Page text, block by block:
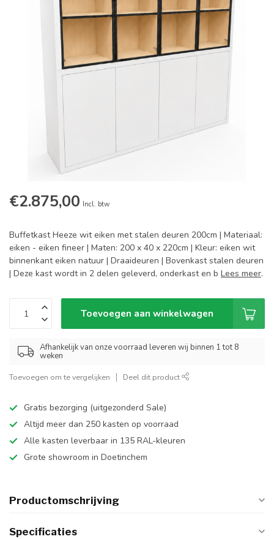
€2.875,00 Incl. btw
Buffetkast Heeze wit eiken met stalen deuren 200cm | Materiaal:
eiken - eiken fineer | Maten: 200 x 40 x 220cm | Kleur: eiken wit
binnenkant eiken natuur | Draaideuren | Bovenkast stalen deuren
| Deze kast wordt in 2 delen geleverd, onderkast en b Lees meer.
Toevoegen aan winkelwagen
Afhankelijk van onze voorraad leveren wij binnen 1 tot 8
weken
Toevoegen om te vergelijken Deel dit product
Gratis bezorging (uitgezonderd Sale)
Altijd meer dan 250 kasten op voorraad
Alle kasten leverbaar in 135 RAL-kleuren
Grote showroom in Doetinchem
Productomschrijving
Specificaties